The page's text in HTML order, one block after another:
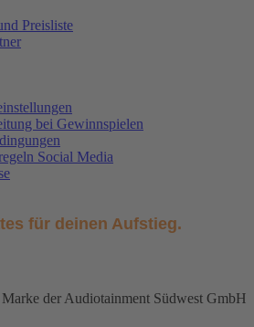
Preisliste
bei Gewinnspielen
Social Media
für deinen Aufstieg.
der Audiotainment Südwest GmbH